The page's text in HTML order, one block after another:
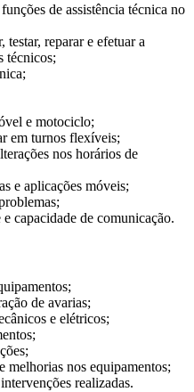
de assistência técnica no
testar, reparar e efetuar a
técnicos;
e motociclo;
em turnos flexíveis;
nos horários de
e aplicações móveis;
capacidade de comunicação.
de avarias;
e elétricos;
melhorias nos equipamentos;
realizadas.